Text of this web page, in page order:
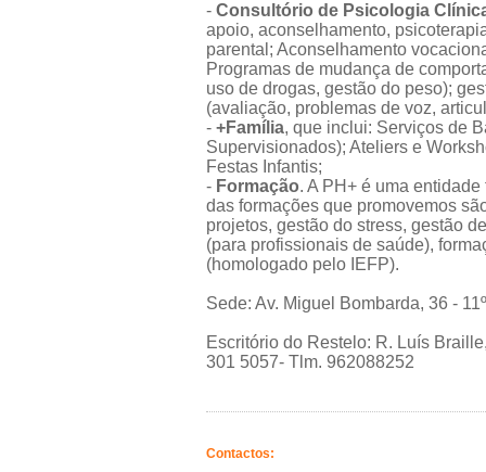
- Consultório de Psicologia
apoio, aconselhamento,
parental; Aconselhamento
Programas de mudança de
uso de drogas, gestão do peso);
(avaliação, problemas de voz,
- +Família, que inclui: Serviços de
Supervisionados); Ateliers e
Festas Infantis;
- Formação. A PH+ é uma
das formações que promovemos
projetos, gestão do stress, gestão
(para profissionais de saúde),
(homologado pelo IEFP).
Sede: Av. Miguel Bombarda, 36 -
Escritório do Restelo: R. Luís
301 5057- Tlm. 962088252
Contactos: